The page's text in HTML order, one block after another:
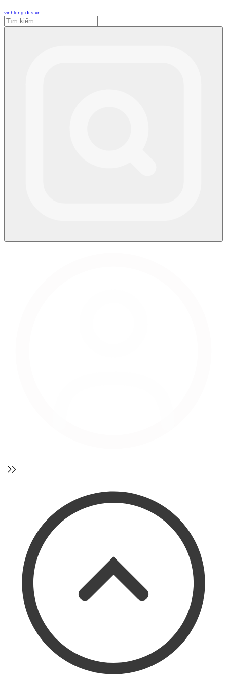
vinhlong.dcs.vn